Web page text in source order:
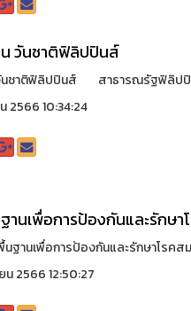
น วันชาติฟิลิปปินส์
นชาติฟิลิปปินส์ สาธารณรัฐฟิลิปปินส์
2566 10:34:24
านเพื่อการป้องกันและรักษ
านเพื่อการป้องกันและรักษาโรคส
น 2566 12:50:27